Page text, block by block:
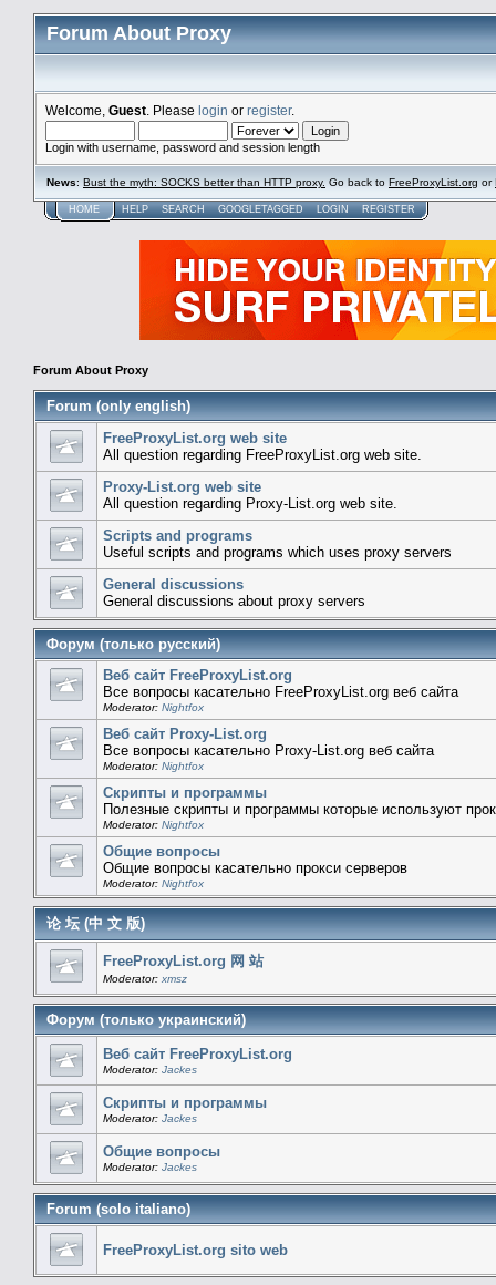
Forum About Proxy
Welcome, Guest . Please login or register.
Login with username, password and session length
News: Bust the myth: SOCKS better than HTTP proxy. Go back to FreeProxyList.org or
HOME HELP SEARCH GOOGLETAGGED LOGIN REGISTER
Forum About Proxy
Forum (only english)
FreeProxyList.org web site
All question regarding FreeProxyList.org web site.
Proxy-List.org web site
All question regarding Proxy-List.org web site.
Scripts and programs
Useful scripts and programs which uses proxy servers
General discussions
General discussions about proxy servers
Форум (только русский)
Веб сайт FreeProxyList.org
Все вопросы касательно FreeProxyList.org веб сайта
Moderator: Nightfox
Веб сайт Proxy-List.org
Все вопросы касательно Proxy-List.org веб сайта
Moderator: Nightfox
Скрипты и программы
Полезные скрипты и программы которые используют
Moderator: Nightfox
Общие вопросы
Общие вопросы касательно прокси серверов
Moderator: Nightfox
论 坛 (中 文 版)
FreeProxyList.org 网 站
Moderator: xmsz
Форум (только украинский)
Веб сайт FreeProxyList.org
Moderator: Jackes
Скрипты и программы
Moderator: Jackes
Общие вопросы
Moderator: Jackes
Forum (solo italiano)
FreeProxyList.org sito web